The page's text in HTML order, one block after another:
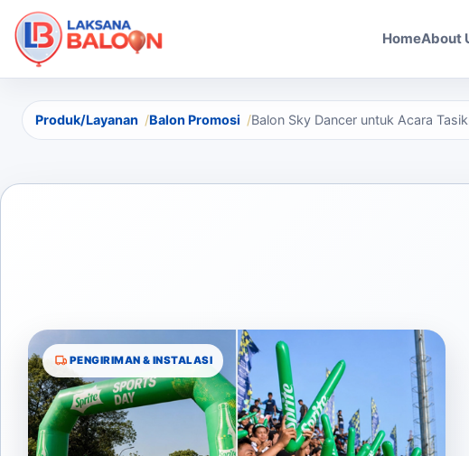
HomeAbout
Produk/Layanan Balon Promosi Balon Sky Dancer untuk Acara
PENGIRIMAN & INSTALASI